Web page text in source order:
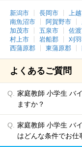
新潟市 長岡市 上
南魚沼市
阿賀野市
加茂市
五泉市 佐
村上市
岩船郡 刈
西蒲原郡
東蒲原郡
よくあるご質問
家庭教師 小学生 バ
ますか？
家庭教師 小学生 バ
はどんな条件でお仕